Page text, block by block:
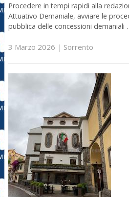
Procedere in tempi rapidi alla
Attuativo Demaniale, avviare le
pubblica delle concessioni demaniali
3 Marzo 2026 | Sorrento